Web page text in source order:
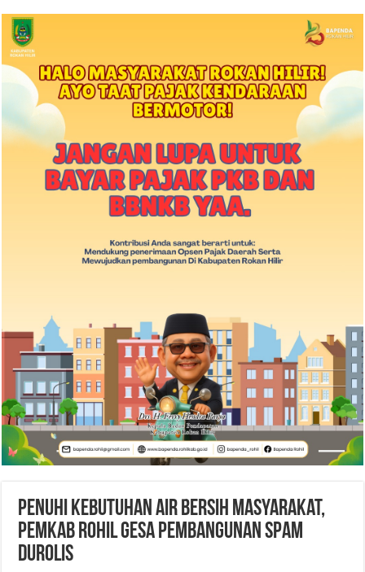
Penuhi Kebutuhan Air Bersih Masyarakat,
Pemkab Rohil Gesa Pembangunan SPAM
Durolis